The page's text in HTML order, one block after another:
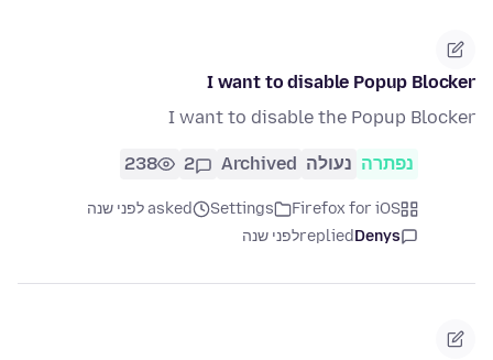
I want to disable Popup Blocker
I want to disable the Popup Blocker
נפתרה נעולה Archived
2
238
Firefox for iOS
Settings
asked לפני שנה
Denys
repliedלפני שנה